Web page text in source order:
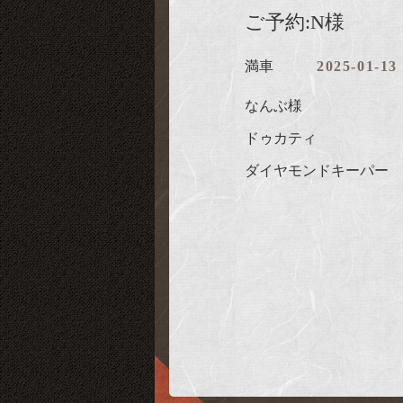
ご予約:N様
満車 2025-01-13
なんぶ様
ドゥカティ
ダイヤモンドキーパー